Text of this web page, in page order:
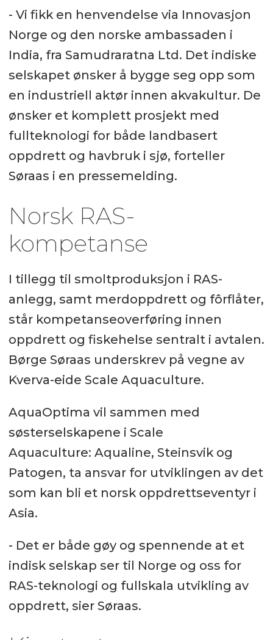
- Vi fikk en henvendelse via Innovasjon
Norge og den norske ambassaden i
India, fra Samudraratna Ltd. Det indiske
selskapet ønsker å bygge seg opp som
en industriell aktør innen akvakultur. De
ønsker et komplett prosjekt med
fullteknologi for både landbasert
oppdrett og havbruk i sjø, forteller
Søraas i en pressemelding.
Norsk RAS-
kompetanse
I tillegg til smoltproduksjon i RAS-
anlegg, samt merdoppdrett og fôrflåter,
står kompetanseoverføring innen
oppdrett og fiskehelse sentralt i avtalen.
Børge Søraas underskrev på vegne av
Kverva-eide Scale Aquaculture.
AquaOptima vil sammen med
søsterselskapene i Scale
Aquaculture: Aqualine, Steinsvik og
Patogen, ta ansvar for utviklingen av det
som kan bli et norsk oppdrettseventyr i
Asia.
- Det er både gøy og spennende at et
indisk selskap ser til Norge og oss for
RAS-teknologi og fullskala utvikling av
oppdrett, sier Søraas.